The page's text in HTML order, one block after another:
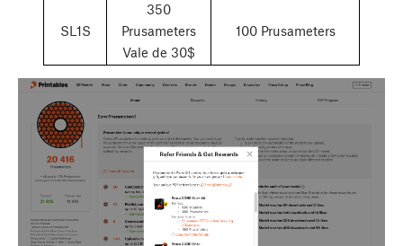
SL1S
350
Prusameters
Vale de 30$
100 Prusameters